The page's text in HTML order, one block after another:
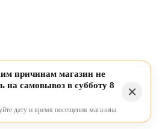
причинам магазин не
на самовывоз в субботу 8
дату и время посещения магазина.